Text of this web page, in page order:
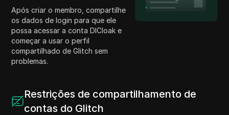
Após criar o membro, compartilhe
os dados de login para que ele
possa acessar a conta DICloak e
começar a usar o perfil
compartilhado de Glitch sem
problemas.
Restrições de compartilhamento de
contas do Glitch